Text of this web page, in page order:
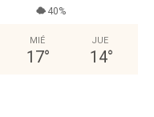
40%
MIÉ
17°
JUE
14°